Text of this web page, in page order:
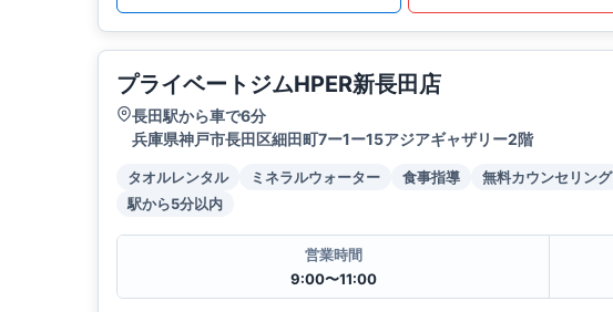
プライベートジムHPER新長田店
長田駅から車で6分
兵庫県神戸市長田区細田町7ー1ー15アジアギャザリー2階
タオルレンタル ミネラルウォーター 食事指導
無料カウンセリング
駅から5分以内
営業時間
9:00〜11:00